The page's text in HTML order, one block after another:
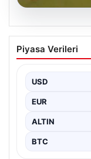
Olmaz
yıldırım
Piyasa Verileri
USD
EUR
ALTIN
BTC